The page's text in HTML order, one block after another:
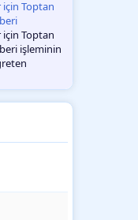
için Toptan
için Toptan
işleminin